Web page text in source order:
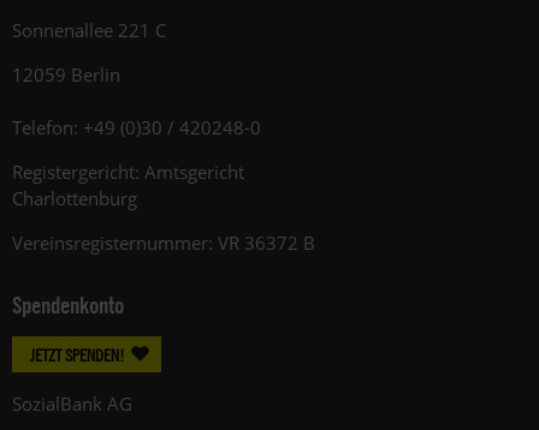
Sonnenallee 221 C
12059 Berlin
Telefon: +49 (0)30 / 420248-0
Registergericht: Amtsgericht
Charlottenburg
Vereinsregisternummer: VR 36372 B
Spendenkonto
JETZT SPENDEN!
SozialBank AG